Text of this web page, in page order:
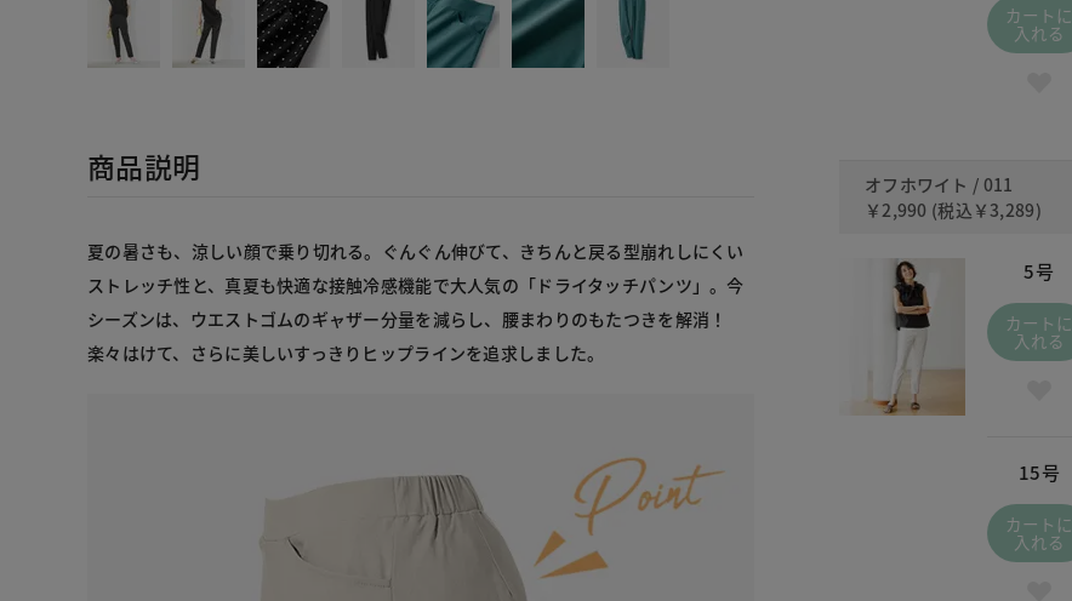
商品説明
夏の暑さも、涼しい顔で乗り切れる。ぐんぐん伸びて、きちんと戻る型崩れしにくい
ストレッチ性と、真夏も快適な接触冷感機能で大人気の「ドライタッチパンツ」。今
シーズンは、ウエストゴムのギャザー分量を減らし、腰まわりのもたつきを解消！
楽々はけて、さらに美しいすっきりヒップラインを追求しました。
カートに
入れる
オフホワイト / 011
￥2,990 (税込 ￥3,289)
5号
カートに
入れる
15号
カートに
入れる